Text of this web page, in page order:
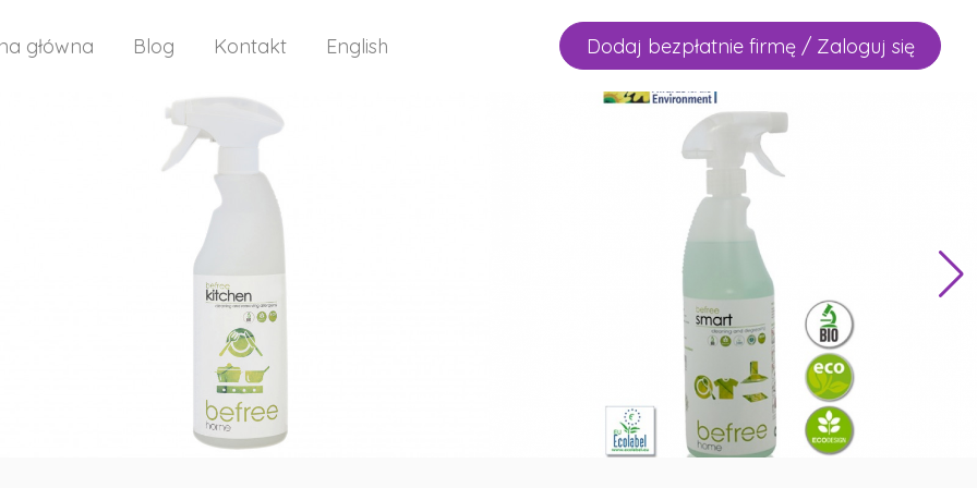
główna Blog Kontakt English Dodaj bezpłatnie firmę / Zaloguj się